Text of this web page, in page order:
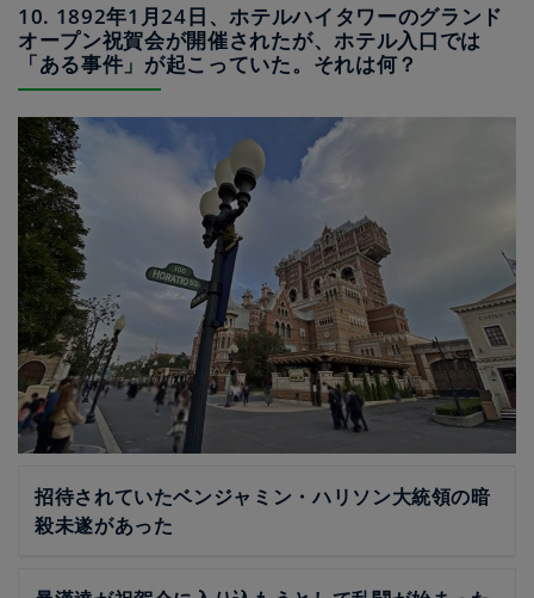
10. 1892年1月24日、ホテルハイタワーのグランド
オープン祝賀会が開催されたが、ホテル入口では
「ある事件」が起こっていた。それは何？
招待されていたベンジャミン・ハリソン大統領の暗
殺未遂があった